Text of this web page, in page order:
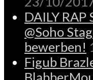
DAILY
@Soho
bewerben!
Figub